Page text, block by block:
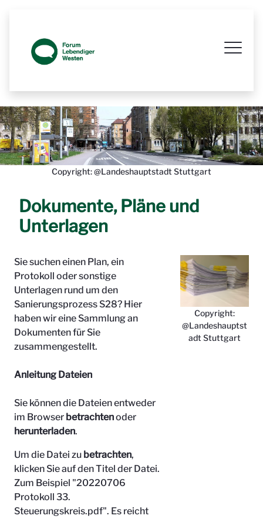
Copyright: @Landeshauptstadt Stuttgart
Dokumente, Pläne und
Unterlagen
Sie suchen einen Plan, ein
Protokoll oder sonstige
Unterlagen rund um den
Sanierungsprozess S28? Hier
haben wir eine Sammlung an
Dokumenten für Sie
zusammengestellt.
Anleitung Dateien
Sie können die Dateien entweder
im Browser betrachtenoder
herunterladen.
Um die Datei zu betrachten,
klicken Sie auf den Titel der Datei.
Zum Beispiel "20220706
Protokoll 33.
Steuerungskreis.pdf". Es reicht
Copyright:
@Landeshauptst
adt Stuttgart